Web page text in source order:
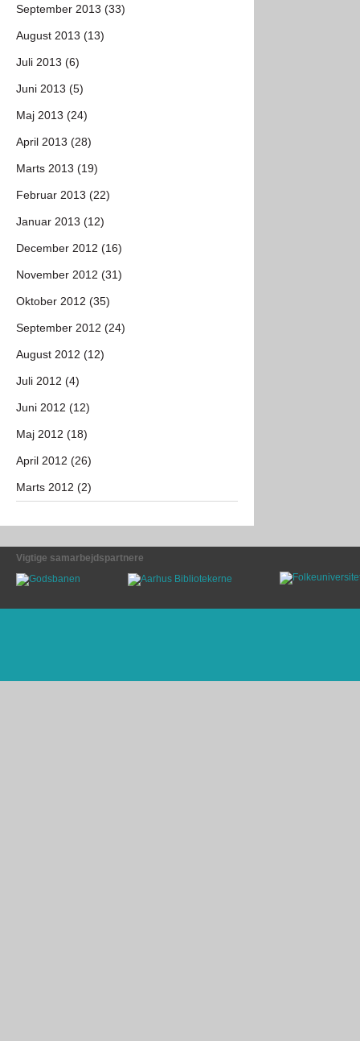
September 2013 (33)
August 2013 (13)
Juli 2013 (6)
Juni 2013 (5)
Maj 2013 (24)
April 2013 (28)
Marts 2013 (19)
Februar 2013 (22)
Januar 2013 (12)
December 2012 (16)
November 2012 (31)
Oktober 2012 (35)
September 2012 (24)
August 2012 (12)
Juli 2012 (4)
Juni 2012 (12)
Maj 2012 (18)
April 2012 (26)
Marts 2012 (2)
Vigtige samarbejdspartnere